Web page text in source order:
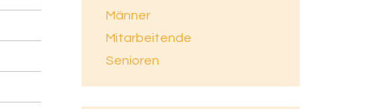
Männer
Mitarbeitende
Senioren